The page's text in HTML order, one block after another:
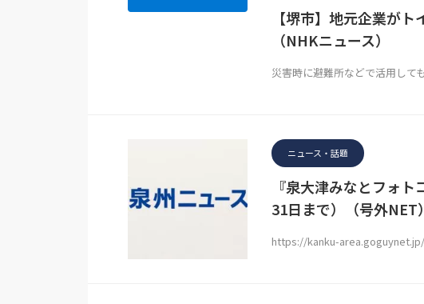
【堺市】地元企業が
（NHKニュース）
災害時に避難所などで活用し
ニュース・話題
『泉大津みなとフォ
31日まで）（号外NET）
https://kanku-